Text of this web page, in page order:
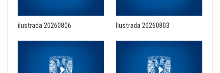
ilustrada 20260806 Ilustrada 20260803